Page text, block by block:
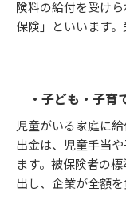
険料の給付を受け
保険」といいます。
・子ども・子育
児童がいる家庭に
出金は、児童手当
ます。被保険者の
出し、企業が全額を